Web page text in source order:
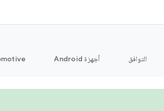
التوافق أجهزة Android